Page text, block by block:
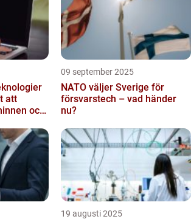
att
och
09 september 2025
NATO väljer Sverige för
försvarstech – vad händer
nu?
19 augusti 2025